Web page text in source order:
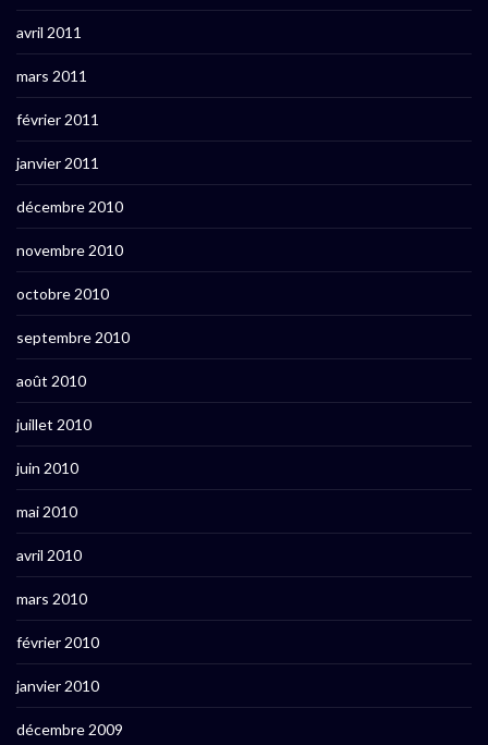
avril 2011
mars 2011
février 2011
janvier 2011
décembre 2010
novembre 2010
octobre 2010
septembre 2010
août 2010
juillet 2010
juin 2010
mai 2010
avril 2010
mars 2010
février 2010
janvier 2010
décembre 2009